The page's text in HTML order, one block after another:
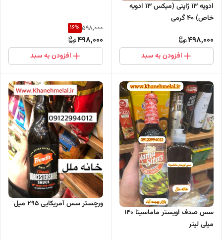
ادویه 13 ژاپنی (میکس ۱۳ ادویه
خاص) 40 گرمی
498,000
افزودن به سبد
598,000
16%
498,000
افزودن به سبد
سس صدف اویستر ماماسیتا ۱۴۰
میلی لیتر
ورچستر سس آمریکایی ۲۹۵ میل